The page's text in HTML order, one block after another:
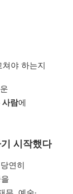
야 하는지
사람에
시작했다
연히